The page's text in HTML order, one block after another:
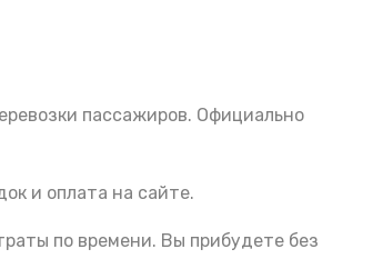
пассажиров. Официально
и оплата на сайте.
по времени. Вы прибудете без